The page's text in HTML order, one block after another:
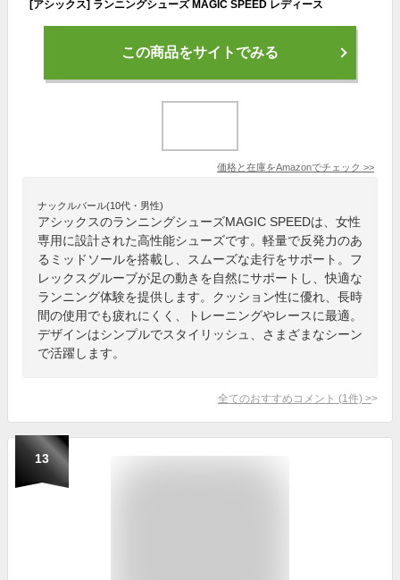
[アシックス] ランニングシューズ MAGIC SPEED レディース
この商品をサイトでみる
価格と在庫をAmazonでチェック >>
ナックルバール(10代・男性)
アシックスのランニングシューズMAGIC SPEEDは、女性
専用に設計された高性能シューズです。軽量で反発力のあ
るミッドソールを搭載し、スムーズな走行をサポート。フ
レックスグルーブが足の動きを自然にサポートし、快適な
ランニング体験を提供します。クッション性に優れ、長時
間の使用でも疲れにくく、トレーニングやレースに最適。
デザインはシンプルでスタイリッシュ、さまざまなシーン
で活躍します。
全てのおすすめコメント (1 件) >
13